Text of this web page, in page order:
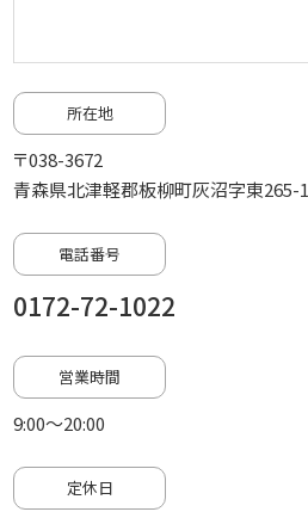
所在地
〒038-3672
青森県北津軽郡板柳町灰沼字東265-1
電話番号
0172-72-1022
営業時間
9:00～20:00
定休日